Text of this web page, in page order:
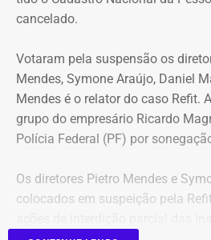
espécie.
cancelado.
Votaram pela suspensão os
Mendes, Symone Araújo, Daniel
Mendes é o relator do caso Refit.
grupo do empresário Ricardo
Polícia Federal (PF) por
Os diretores Pietro Mendes e
colocados em suspeição pela